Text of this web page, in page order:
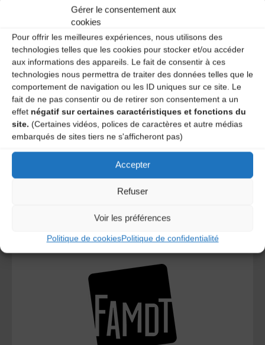
Gérer le consentement aux
cookies
Pour offrir les meilleures expériences, nous utilisons des
technologies telles que les cookies pour stocker et/ou accéder
aux informations des appareils. Le fait de consentir à ces
technologies nous permettra de traiter des données telles que le
comportement de navigation ou les ID uniques sur ce site. Le
fait de ne pas consentir ou de retirer son consentement a un
effet négatif sur certaines caractéristiques et fonctions du
site. (Certaines vidéos, polices de caractères et autre médias
embarqués de sites tiers ne s'afficheront pas)
Accepter
Refuser
Voir les préférences
Politique de cookiesPolitique de confidentialité
A DECOUVRIR :
L’AMTA EST MEMBRE DE LA